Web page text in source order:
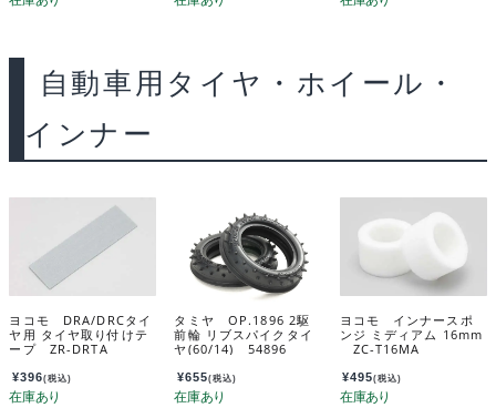
自動車用タイヤ・ホイール・
インナー
ヨコモ DRA/DRCタイ
ヤ用 タイヤ取り付けテ
ープ ZR-DRTA
¥396(税込)
タミヤ OP.1896 2駆
前輪 リブスパイクタイ
ヤ(60/14) 54896
¥655(税込)
ヨコモ インナースポ
ンジ ミディアム 16mm
ZC-T16MA
¥495(税込)